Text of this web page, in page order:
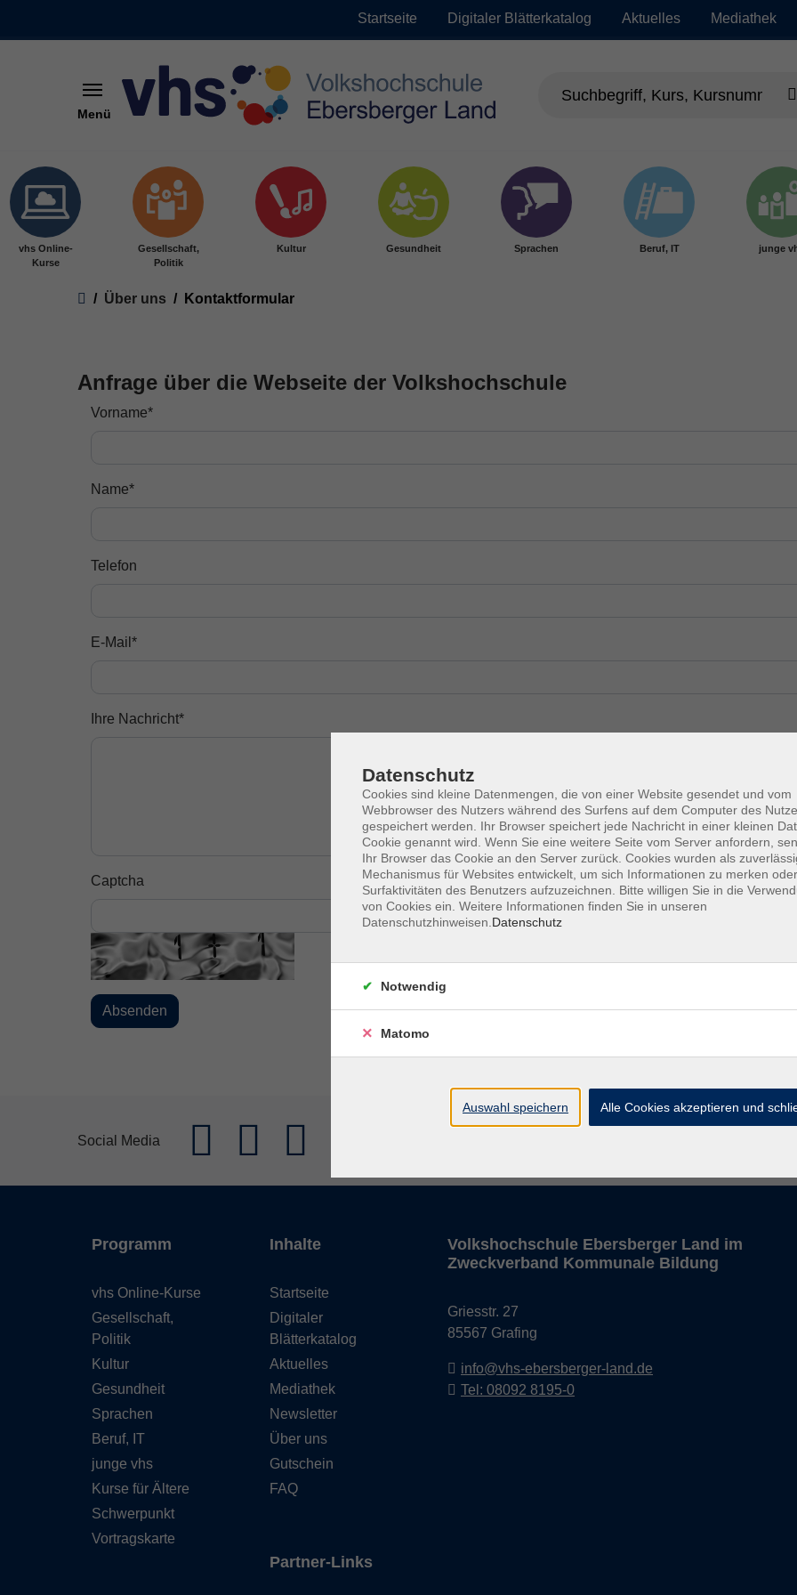
Startseite Digitaler Blätterkatalog Aktuelles Mediathek
Menü
vhs Online-
Kurse
Gesellschaft,
Politik
Kultur Gesundheit Sprachen Beruf, IT junge
You are here:
Über uns Kontaktformular
Anfrage über die Webseite der Volkshochschule
Vorname*
Name*
Telefon
E-Mail *
Ihre Nachricht*
Captcha
Social Media
Programm
vhs Online-Kurse
Gesellschaft,
Politik
Kultur
Gesundheit
Sprachen
Beruf, IT
junge vhs
Kurse für Ältere
Schwerpunkt
Vortragskarte
Inhalte
Startseite
Digitaler
Blätterkatalog
Aktuelles
Mediathek
Newsletter
Über uns
Gutschein
FAQ
Partner-Links
Volkshochschule Ebersberger Land im
Zweckverband Kommunale Bildung
Griesstr. 27
85567 Grafing
info@vhs-ebersberger-land.de
Tel: 08092 8195-0
Datenschutz
Cookies sind kleine Datenmengen, die von einer Website gesendet und vom
Webbrowser des Nutzers während des Surfens auf dem Computer des
gespeichert werden. Ihr Browser speichert jede Nachricht in einer kleinen
Cookie genannt wird. Wenn Sie eine weitere Seite vom Server anfordern,
Ihr Browser das Cookie an den Server zurück. Cookies wurden als
Mechanismus für Websites entwickelt, um sich Informationen zu merken
Surfaktivitäten des Benutzers aufzuzeichnen. Bitte willigen Sie in die
von Cookies ein. Weitere Informationen finden Sie in unseren
Datenschutzhinweisen. Datenschutz
Notwendig
Matomo
Auswahl speichern Alle Cookies akzeptieren und